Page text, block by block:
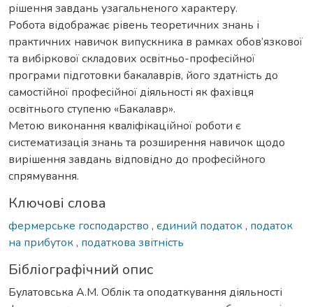
рішення завдань узагальненого характеру.
Робота відображає рівень теоретичних знань і
практичних навичок випускника в рамках обов’язкової
та вибіркової складових освітньо-професійної
програми підготовки бакалаврів, його здатність до
самостійної професійної діяльності як фахівця
освітнього ступеню «Бакалавр».
Метою виконання кваліфікаційної роботи є
систематизація знань та розширення навичок щодо
вирішення завдань відповідно до професійного
спрямування.
Ключові слова
фермерське господарство , єдиний податок, податок
на прибуток, податкова звітність
Бібліографічний опис
Булатовська А.М. Облік та оподаткування діяльності